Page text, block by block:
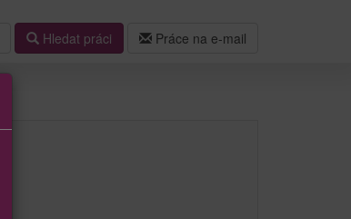
Hledat práci Práce na e-mail